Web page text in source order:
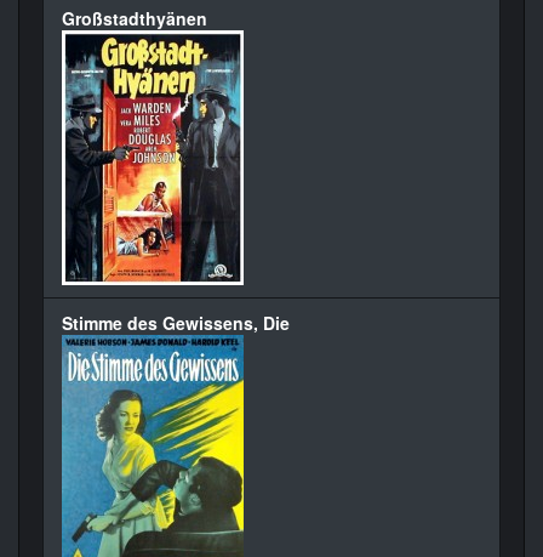
Großstadthyänen
Stimme des Gewissens, Die